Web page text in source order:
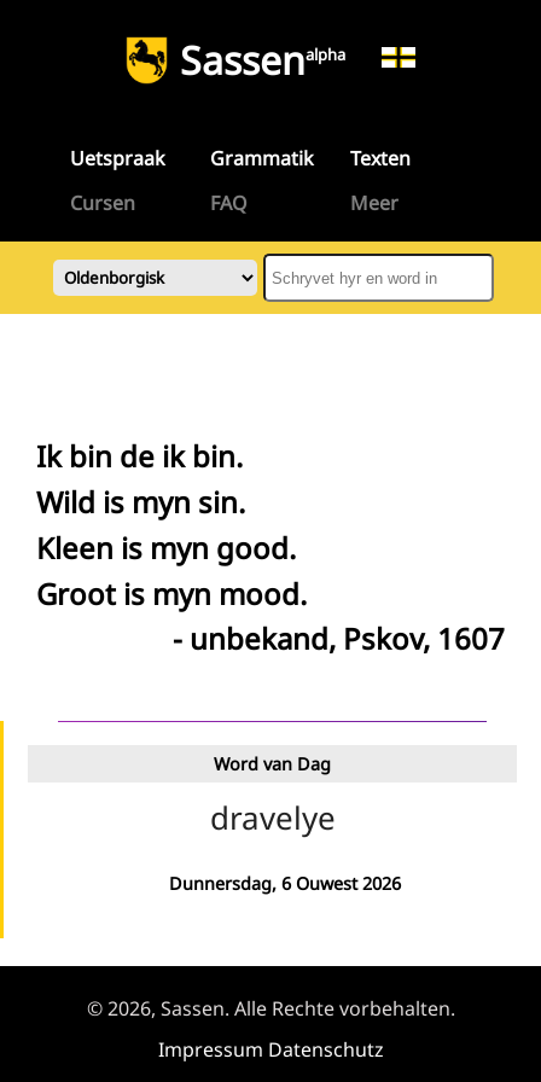
Sassenalpha
Uetspraak Grammatik
Texten
Cursen
FAQ Meer
Ik bin de ik bin.
Wild is myn sin.
Kleen is myn good.
Groot is myn mood.
- unbekand, Pskov, 1607
Word van Dag
dravelye
Dunnersdag, 6 Ouwest 2026
© 2026, Sassen. Alle Rechte vorbehalten.
Impressum Datenschutz